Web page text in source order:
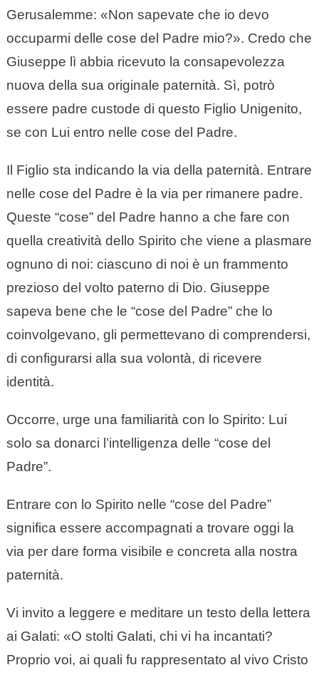
Gerusalemme: «Non sapevate che io devo
occuparmi delle cose del Padre mio?». Credo che
Giuseppe lì abbia ricevuto la consapevolezza
nuova della sua originale paternità. Sì, potrò
essere padre custode di questo Figlio Unigenito,
se con Lui entro nelle cose del Padre.
Il Figlio sta indicando la via della paternità. Entrare
nelle cose del Padre è la via per rimanere padre.
Queste “cose” del Padre hanno a che fare con
quella creatività dello Spirito che viene a plasmare
ognuno di noi: ciascuno di noi è un frammento
prezioso del volto paterno di Dio. Giuseppe
sapeva bene che le “cose del Padre” che lo
coinvolgevano, gli permettevano di comprendersi,
di configurarsi alla sua volontà, di ricevere
identità.
Occorre, urge una familiarità con lo Spirito: Lui
solo sa donarci l’intelligenza delle “cose del
Padre”.
Entrare con lo Spirito nelle “cose del Padre”
significa essere accompagnati a trovare oggi la
via per dare forma visibile e concreta alla nostra
paternità.
Vi invito a leggere e meditare un testo della lettera
ai Galati: «O stolti Galati, chi vi ha incantati?
Proprio voi, ai quali fu rappresentato al vivo Cristo